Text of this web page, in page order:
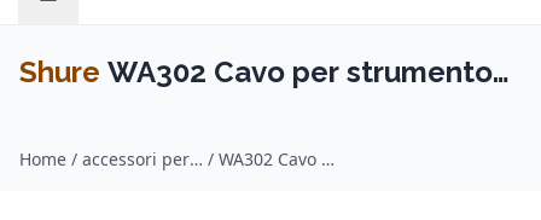
Shure WA302 Cavo per strumento
Home / accessori per microfoni / Shure / WA302 Cavo per strumento Jack TS 1/4”/4-Pin bodypack